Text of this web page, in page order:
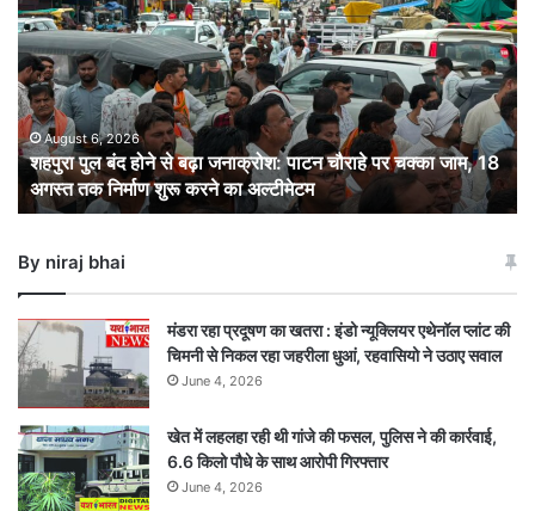
बंद
होने
से
बढ़ा
जनाक्रोश:
पाटन
चौराहे
पर
चक्का
18
निर्माण
शुरू
करने
का
अल्टीमेटम
August 6, 2026
शहपुरा पुल बंद होने से बढ़ा जनाक्रोश: पाटन चौराहे पर चक्का जाम, 18
अगस्त तक निर्माण शुरू करने का अल्टीमेटम
By niraj bhai
मंडरा रहा प्रदूषण का खतरा : इंडो न्यूक्लियर एथेनॉल प्लांट की
चिमनी से निकल रहा जहरीला धुआं, रहवासियो ने उठाए सवाल
June 4, 2026
खेत में लहलहा रही थी गांजे की फसल, पुलिस ने की कार्रवाई,
6.6 किलो पौधे के साथ आरोपी गिरफ्तार
June 4, 2026